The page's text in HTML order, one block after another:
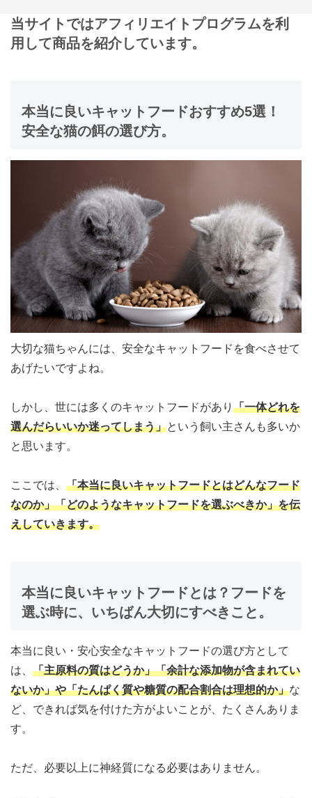
当サイトではアフィリエイトプログラムを利
用して商品を紹介しています。
本当に良いキャットフードおすすめ5選！
安全な猫の餌の選び方。
大切な猫ちゃんには、安全なキャットフードを食べさせて
あげたいですよね。
しかし、世には多くのキャットフードがあり 「一体どれを
選んだらいいか迷ってしまう」という飼い主さんも多いか
と思います。
ここでは、 「本当に良いキャットフードとはどんなフード
なのか」「どのようなキャットフードを選ぶべきか」を伝
えしていきます。
本当に良いキャットフードとは？フードを
選ぶ時に、いちばん大切にすべきこと。
本当に良い・安心安全なキャットフードの選び方として
は、 「主原料の質はどうか」「余計な添加物が含まれてい
ないか」や「たんぱく質や糖質の配合割合は理想的か」な
ど、できれば気を付けた方がよいことが、たくさんありま
す。
ただ、必要以上に神経質になる必要はありません。